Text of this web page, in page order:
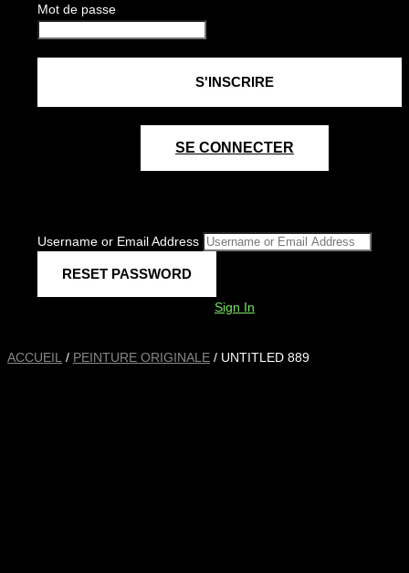
Mot de passe
SE CONNECTER
Username or Email Address
Sign In
ACCUEIL / PEINTURE ORIGINALE / UNTITLED 889